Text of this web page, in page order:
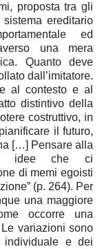
proposta tra gli
ereditario
ed
una mera
Quanto deve
dall’imitatore.
al contesto e al
distintivo della
costruttivo, in
il futuro,
[…] Pensare alla
idee che ci
di memi egoisti
(p. 264). Per
una maggiore
occorre una
variazioni sono
e dei